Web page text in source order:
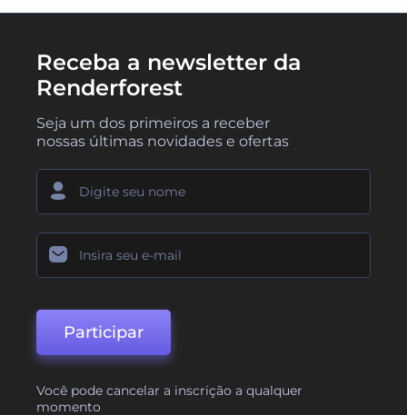
Receba a newsletter da
Renderforest
Seja um dos primeiros a receber
nossas últimas novidades e ofertas
Participar
Você pode cancelar a inscrição a qualquer
momento